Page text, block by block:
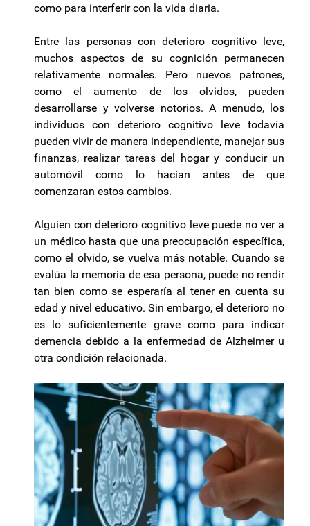
como para interferir con la vida diaria.
Entre las personas con deterioro cognitivo leve,
muchos aspectos de su cognición permanecen
relativamente normales. Pero nuevos patrones,
como el aumento de los olvidos, pueden
desarrollarse y volverse notorios. A menudo, los
individuos con deterioro cognitivo leve todavía
pueden vivir de manera independiente, manejar sus
finanzas, realizar tareas del hogar y conducir un
automóvil como lo hacían antes de que
comenzaran estos cambios.
Alguien con deterioro cognitivo leve puede no ver a
un médico hasta que una preocupación específica,
como el olvido, se vuelva más notable. Cuando se
evalúa la memoria de esa persona, puede no rendir
tan bien como se esperaría al tener en cuenta su
edad y nivel educativo. Sin embargo, el deterioro no
es lo suficientemente grave como para indicar
demencia debido a la enfermedad de Alzheimer u
otra condición relacionada.